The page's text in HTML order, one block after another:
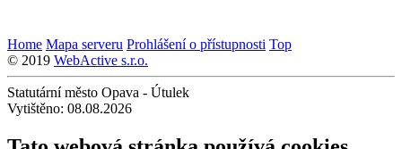
Home Mapa serveru Prohlášení o přístupnosti Top
© 2019 WebActive s.r.o.
Statutární město Opava - Útulek
Vytištěno: 08.08.2026